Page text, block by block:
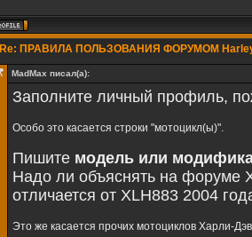
Re: ПРАВИЛА ПОЛЬЗОВАНИЯ ФОРУМОМ
MadMax писал(а):
Заполните личный профиль,
Особо это касается строки "мотоцикл(ы)".
Пишите модель или
Надо ли объяснять на форуме
отличается от XLH883 2004
Это же касается прочих мотоциклов Харли-